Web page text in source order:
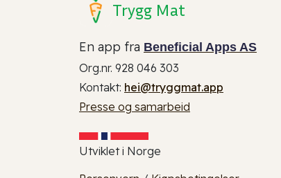
Trygg Mat
En app fra Beneficial Apps AS
Org.nr. 928 046 303
Kontakt: hei@tryggmat.app
Presse og samarbeid
Utviklet i Norge